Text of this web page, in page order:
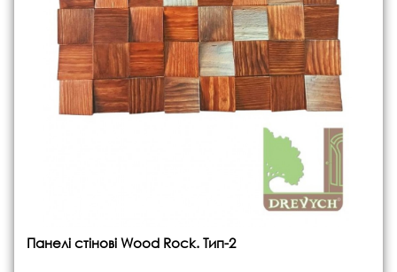
Панелі стінові Wood Rock. Тип-2